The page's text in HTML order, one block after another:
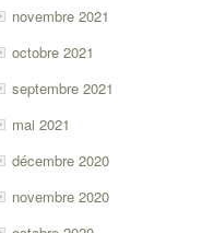
novembre 2021
octobre 2021
septembre 2021
mai 2021
décembre 2020
novembre 2020